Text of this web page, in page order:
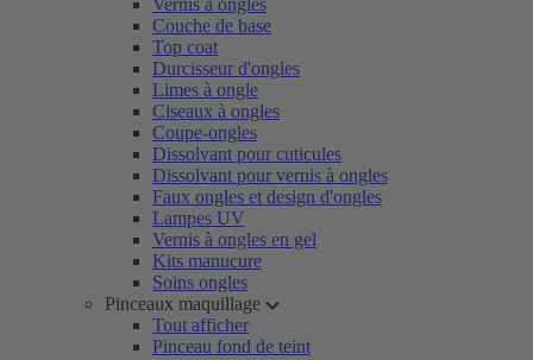
Vernis à ongles
Couche de base
Top coat
Durcisseur d'ongles
Limes à ongle
Ciseaux à ongles
Coupe-ongles
Dissolvant pour cuticules
Dissolvant pour vernis à ongles
Faux ongles et design d'ongles
Lampes UV
Vernis à ongles en gel
Kits manucure
Soins ongles
Pinceaux maquillage
Tout afficher
Pinceau fond de teint